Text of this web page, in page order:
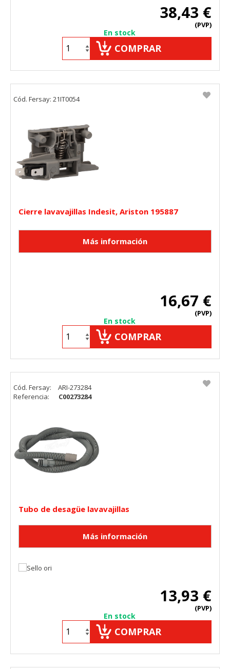
38,43 €
(PVP)
En stock
COMPRAR
Cierre lavavajillas Indesit, Ariston 195887
16,67 €
(PVP)
En stock
COMPRAR
Cód. Fersay: 21IT0054
Tubo de desagüe lavavajillas
13,93 €
(PVP)
En stock
COMPRAR
Cód. Fersay:
ARI-273284
Referencia:
C00273284